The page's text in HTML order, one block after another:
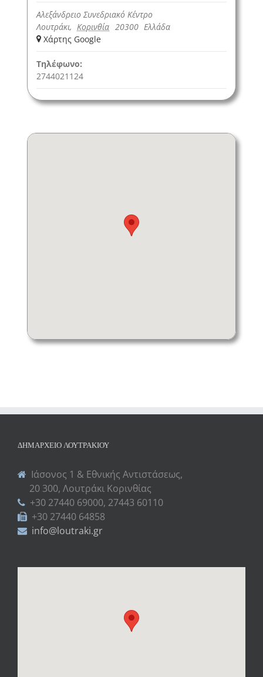
Αλεξάνδρειο Συνεδριακό Κέντρο
Λουτράκι, Κορινθία 20300 Ελλάδα
+ Χάρτης Google
Τηλέφωνο:
2744021124
ΔΗΜΑΡΧΕΊΟ ΛΟΥΤΡΑΚΊΟΥ
Ιάσονος 1 & Εθνικής Αντιστάσεως,
20 300, Λουτράκι Κορινθίας
+30 27440 69000, 27443 60110
+30 27440 64858
info@loutraki.gr